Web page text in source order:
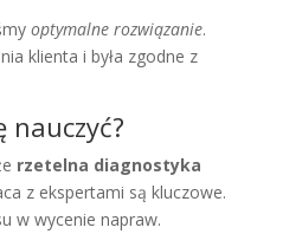
optymalne rozwiązanie.
klienta i była zgodne z
nauczyć?
rzetelna diagnostyka
z ekspertami są kluczowe.
w wycenie napraw.